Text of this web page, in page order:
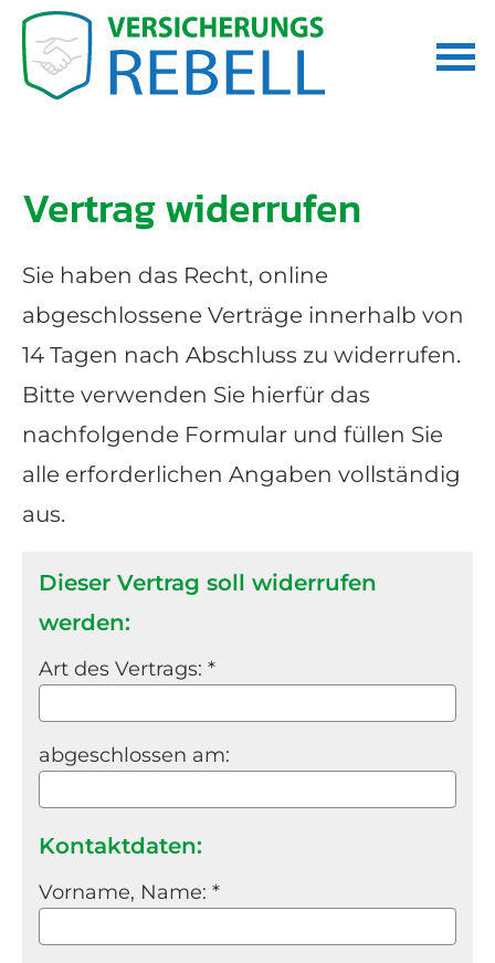
Vertrag widerrufen
Sie haben das Recht, online
abgeschlossene Verträge innerhalb von
14 Tagen nach Abschluss zu widerrufen.
Bitte verwenden Sie hierfür das
nachfolgende Formular und füllen Sie
alle erforderlichen Angaben vollständig
aus.
Dieser Vertrag soll widerrufen
werden:
Art des Vertrags: *
abgeschlossen am:
Kontaktdaten:
Vorname, Name: *